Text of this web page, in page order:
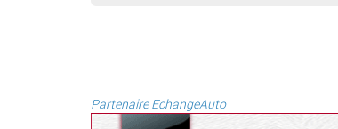
Partenaire EchangeAuto